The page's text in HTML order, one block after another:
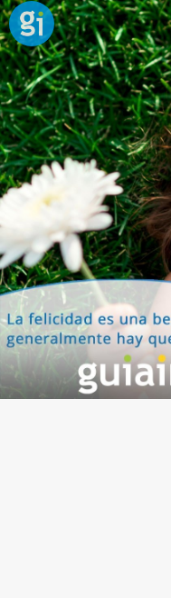
Frase para
Encontrar una
nos garantizará una
dependerá de las
mismo. Enseñar a
mismo que
dejes pasar esta